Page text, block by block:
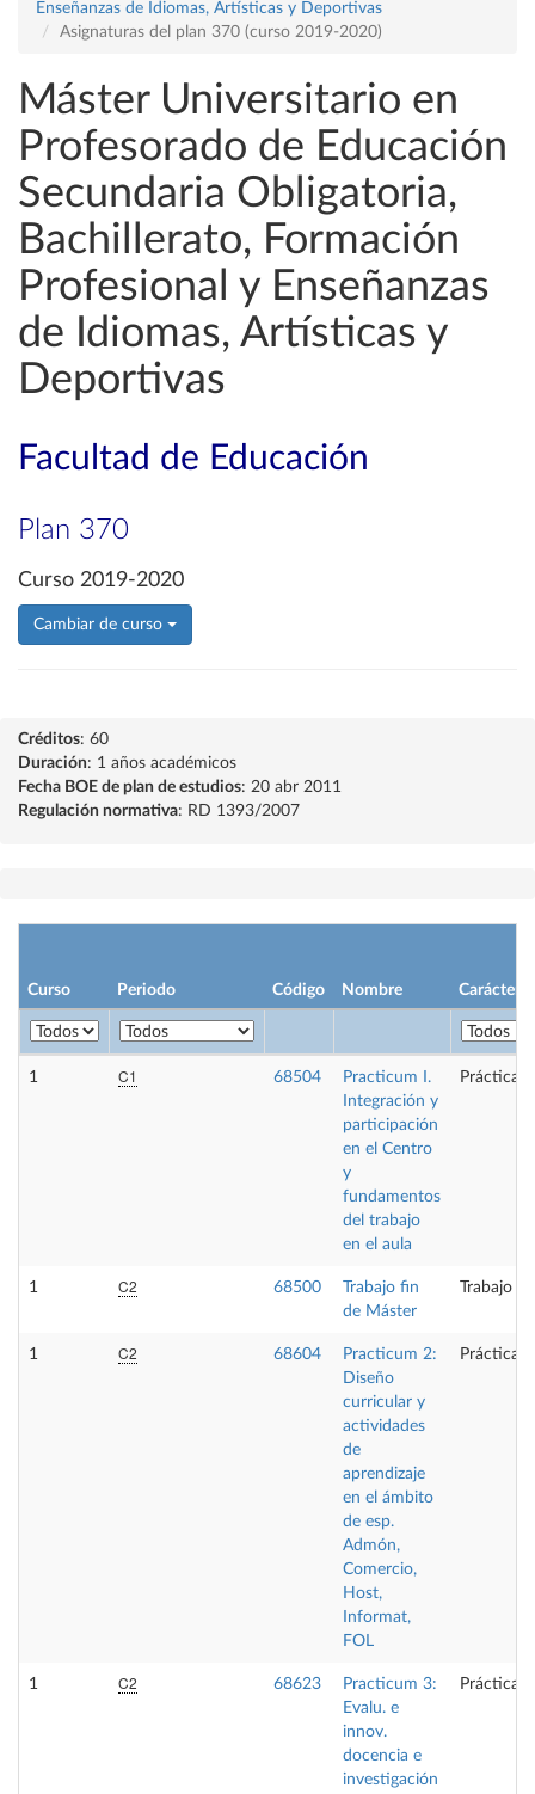
Enseñanzas de Idiomas, Artísticas y Deportivas
Asignaturas del plan 370 (curso 2019-2020)
Máster Universitario en
Profesorado de Educación
Secundaria Obligatoria,
Bachillerato, Formación
Profesional y Enseñanzas
de Idiomas, Artísticas y
Deportivas
Facultad de Educación
Plan 370
Curso 2019-2020
Cambiar de curso
Créditos: 60
Duración: 1 años académicos
Fecha BOE de plan de estudios: 20 abr 2011
Regulación normativa: RD 1393/2007
Curso Periodo Código Nombre Carácter
1 C1 68504
Practicum I.
Integración y
participación
en el Centro
y
fundamentos
del trabajo
en el aula
Prácticas
1 C2 68500
Trabajo fin
de Máster
Trabajo
1 C2 68604
Practicum 2:
Diseño
curricular y
actividades
de
aprendizaje
en el ámbito
de esp.
Admón,
Comercio,
Host,
Informat,
FOL
Prácticas
1 C2 68623
Practicum 3:
Evalu. e
innov.
docencia e
investigación
Prácticas